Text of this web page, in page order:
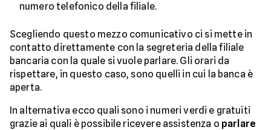
numero telefonico della filiale.
Scegliendo questo mezzo comunicativo ci si mette in
contatto direttamente con la segreteria della filiale
bancaria con la quale si vuole parlare. Gli orari da
rispettare, in questo caso, sono quelli in cui la banca è
aperta.
In alternativa ecco quali sono i numeri verdi e gratuiti
grazie ai quali è possibile ricevere assistenza o parlare